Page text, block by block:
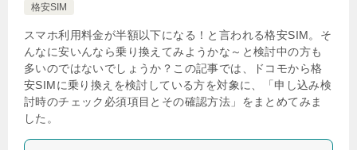
格安SIM
スマホ利用料金が半額以下になる！と言われる格安SIM。そ
んなに安いんなら乗り換えてみようかな～と検討中の方も
多いのではないでしょうか？この記事では、ドコモから格
安SIMに乗り換えを検討している方を対象に、「申し込み検
討時のチェック必須項目とその確認方法」をまとめてみま
した。